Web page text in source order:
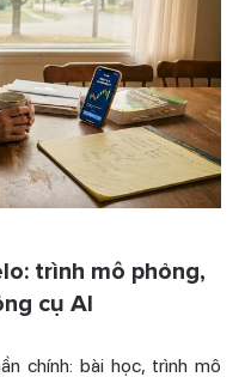
trình mô phỏng,
cụ AI
chính: bài học, trình mô